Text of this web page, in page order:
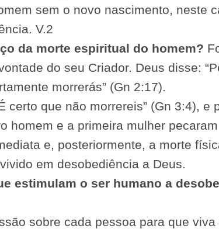
sem o novo nascimento, neste
V.2
da morte espiritual do homem?
do seu Criador. Deus disse:
morrerás” (Gn 2:17).
certo que não morrereis” (Gn 3:4), e
homem e a primeira mulher
e, posteriormente, a morte
em desobediência a Deus.
estimulam o ser humano a
sobre cada pessoa para que